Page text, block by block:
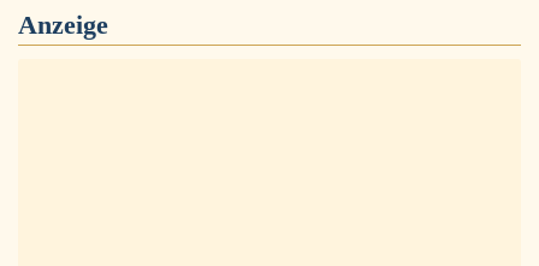
Anzeige